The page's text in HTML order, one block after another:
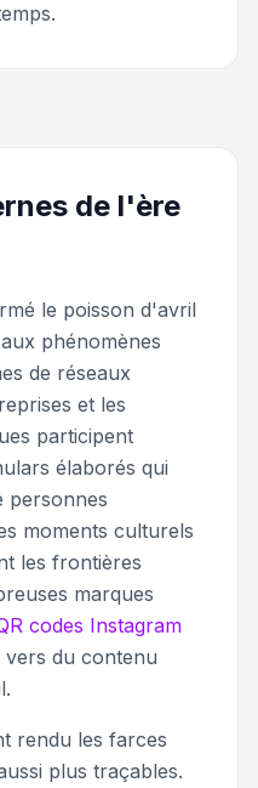
de l'ère
le poisson d'avril
phénomènes
de réseaux
et les
participent
élaborés qui
personnes
moments culturels
les frontières
marques
codes Instagram
du contenu
rendu les farces
plus traçables.